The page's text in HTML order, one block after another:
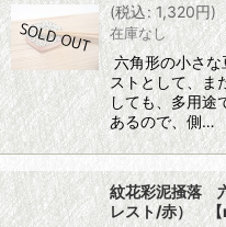
(税込: 1,320円)
在庫なし
六角形の小さ
ストとして、ま
しても、多用途
あるので、側…
紋花彩泥掻落
レスト/赤）